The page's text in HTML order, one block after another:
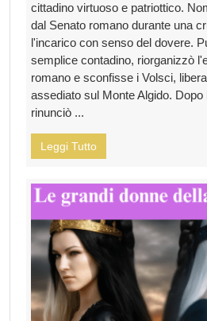
cittadino virtuoso e patriottico.
dal Senato romano durante una
l'incarico con senso del dovere.
semplice contadino, riorganizzò
romano e sconfisse i Volsci,
assediato sul Monte Algido. Dopo
rinunciò ...
Leggi Tutto